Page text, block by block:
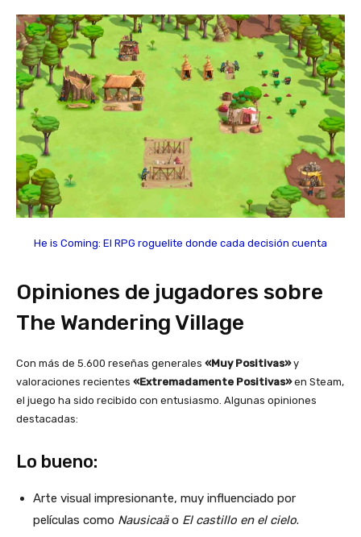
He is Coming: El RPG roguelite donde cada decisión cuenta
Opiniones de jugadores sobre
The Wandering Village
Con más de 5.600 reseñas generales «Muy Positivas»y
valoraciones recientes «Extremadamente Positivas»en Steam,
el juego ha sido recibido con entusiasmo. Algunas opiniones
destacadas:
Lo bueno:
Arte visual impresionante, muy influenciado por
películas como Nausicaäo El castillo en el cielo.